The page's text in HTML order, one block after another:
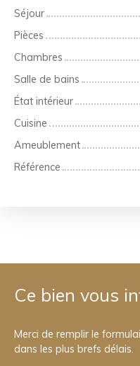
Séjour
Pièces
Chambres
Salle de bains
État intérieur
Cuisine
Ameublement
Référence
Ce bien vous
Merci de remplir le
dans les plus brefs délais.